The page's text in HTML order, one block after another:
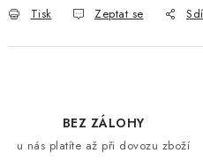
Tisk Zeptat se
BEZ ZÁLOHY
u nás platíte až při dovozu zboží